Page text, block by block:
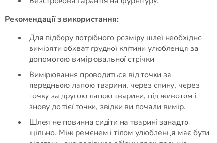
Рекомендації з використання:
Для підбору потрібного розміру шлеї необхідно
виміряти обхват грудної клітини улюбленця за
допомогою вимірювальної стрічки.
Вимірювання проводиться від точки за
передньою лапою тварини, через спину, через
точку за другою лапою тварини, під животом і
знову до тієї точки, звідки ви почали вимір.
Шлея не повинна сидіти на тварині занадто
щільно. Між ременем і тілом улюбленця має бути